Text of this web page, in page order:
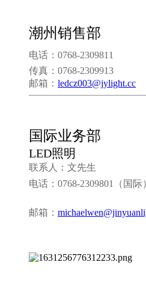
潮州销售部
电话：0768-
传真：0768-2309913
邮箱： ledcz003@jylight.cc
国际业务部
LED照
联系人：
电话：0768-2309801（国际
邮箱：